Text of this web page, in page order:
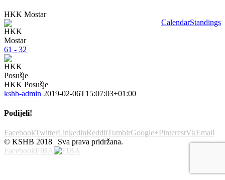
CalendarStandings
HKK Mostar
61 - 32
HKK Posušje
kshb-admin 2019-02-06T15:07:03+01:00
Podijeli!
FacebookTwitterLinkedinRedditTumblrGoogle+PinterestVkEmail
© KSHB 2018 | Sva prava pridržana.
FacebookFIBA